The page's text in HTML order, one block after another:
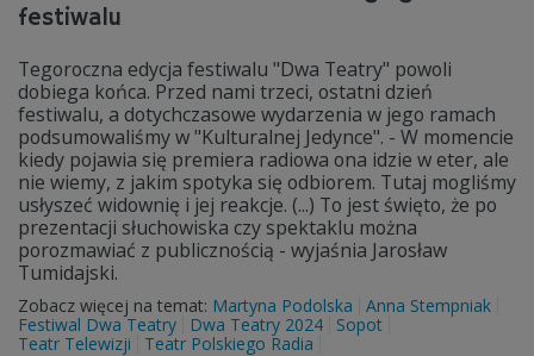
festiwalu
Tegoroczna edycja festiwalu "Dwa Teatry" powoli
dobiega końca. Przed nami trzeci, ostatni dzień
festiwalu, a dotychczasowe wydarzenia w jego ramach
podsumowaliśmy w "Kulturalnej Jedynce". - W momencie
kiedy pojawia się premiera radiowa ona idzie w eter, ale
nie wiemy, z jakim spotyka się odbiorem. Tutaj mogliśmy
usłyszeć widownię i jej reakcje. (...) To jest święto, że po
prezentacji słuchowiska czy spektaklu można
porozmawiać z publicznością - wyjaśnia Jarosław
Tumidajski.
Zobacz więcej na temat: Martyna Podolska
Anna Stempniak
Festiwal Dwa Teatry
Dwa Teatry 2024
Sopot
Teatr Telewizji
Teatr Polskiego Radia